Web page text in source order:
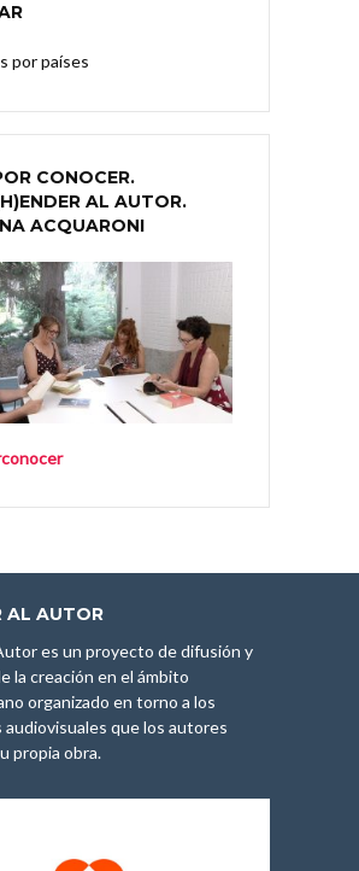
por países
CONOCER.
AL AUTOR.
ACQUARONI
AL AUTOR
es un proyecto de difusión y
la creación en el ámbito
organizado en torno a los
que los autores
propia obra.